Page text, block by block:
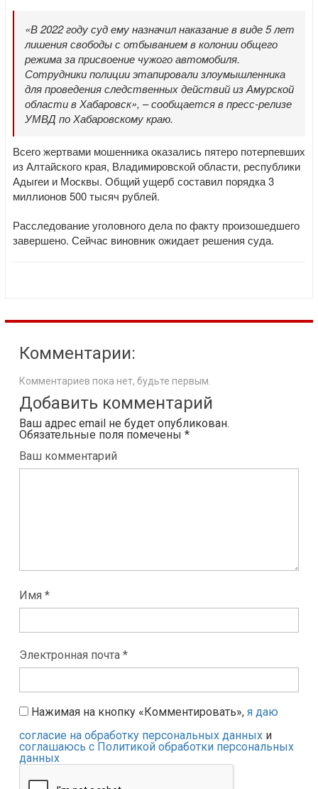
«В 2022 году суд ему назначил наказание в виде 5 лет
лишения свободы с отбыванием в колонии общего
режима за присвоение чужого автомобиля.
Сотрудники полиции этапировали злоумышленника
для проведения следственных действий из Амурской
области в Хабаровск», –сообщается в пресс-релизе
УМВД по Хабаровскому краю.
Всего жертвами мошенника оказались пятеро потерпевших
из Алтайского края, Владимировской области, республики
Адыгеи и Москвы. Общий ущерб составил порядка 3
миллионов 500 тысяч рублей.
Расследование уголовного дела по факту произошедшего
завершено. Сейчас виновник ожидает решения суда.
Комментарии:
Комментариев пока нет, будьте первым.
Добавить комментарий
Ваш адрес email не будет опубликован.
Обязательные поля помечены *
Ваш комментарий
Имя *
Электронная почта *
Нажимая на кнопку «Комментировать», я даю
согласие на обработку персональных данных и
соглашаюсь с Политикой обработки персональных
данных